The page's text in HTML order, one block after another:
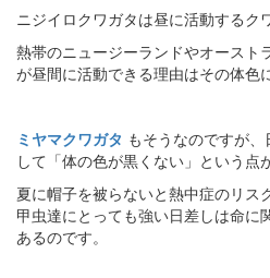
ニジイロクワガタは昼に活動するク
熱帯のニュージーランドやオースト
が昼間に活動できる理由はその体色
ミヤマクワガタ もそうなのですが
して「体の色が黒くない」という点
夏に帽子を被らないと熱中症のリス
甲虫達にとっても強い日差しは命に
あるのです。